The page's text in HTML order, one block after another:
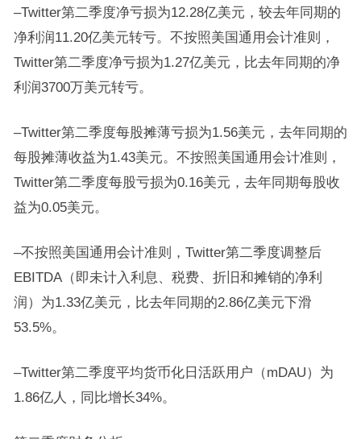
–Twitter第二季度净亏损为12.28亿美元，较去年同期的
净利润11.20亿美元转亏。不按照美国通用会计准则，
Twitter第二季度净亏损为1.27亿美元，比去年同期的净
利润3700万美元转亏。
–Twitter第二季度每股摊薄亏损为1.56美元，去年同期的
每股摊薄收益为1.43美元。不按照美国通用会计准则，
Twitter第二季度每股亏损为0.16美元，去年同期每股收
益为0.05美元。
–不按照美国通用会计准则，Twitter第二季度调整后
EBITDA（即未计入利息、税费、折旧和摊销的净利
润）为1.33亿美元，比去年同期的2.86亿美元下滑
53.5%。
–Twitter第二季度平均货币化日活跃用户（mDAU）为
1.86亿人，同比增长34%。